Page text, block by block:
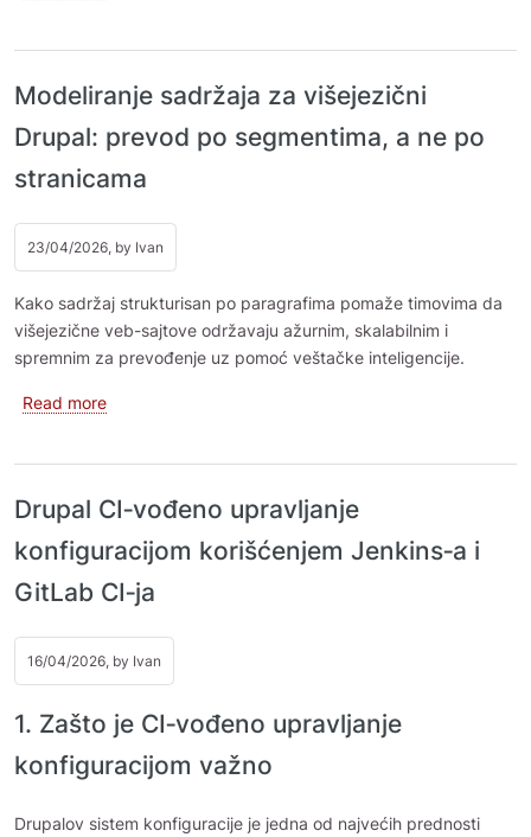
Modeliranje sadržaja za višejezični
Drupal: prevod po segmentima, a ne po
stranicama
23/04/2026, by Ivan
Kako sadržaj strukturisan po paragrafima pomaže timovima da
višejezične veb-sajtove održavaju ažurnim, skalabilnim i
spremnim za prevođenje uz pomoć veštačke inteligencije.
Read moreabout Modeliranje sadržaja za višejezični Drupal:
Drupal CI‑vođeno upravljanje
konfiguracijom korišćenjem Jenkins‑a i
GitLab CI‑ja
16/04/2026, by Ivan
1. Zašto je CI‑vođeno upravljanje
konfiguracijom važno
Drupalov sistem konfiguracije je jedna od najvećih prednosti